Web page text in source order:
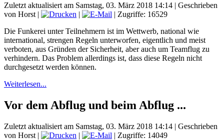
Zuletzt aktualisiert am Samstag, 03. März 2018 14:14 | Geschrieben
von Horst | |
| Zugriffe: 16529
Die Funkerei unter Teilnehmern ist im Wettwerb, national wie
international, strengen Regeln unterworfen, eigentlich und meist
verboten, aus Gründen der Sicherheit, aber auch um Teamflug zu
verhindern. Das Problem allerdings ist, dass diese Regeln nicht
durchgesetzt werden können.
Weiterlesen...
Vor dem Abflug und beim Abflug ...
Zuletzt aktualisiert am Samstag, 03. März 2018 14:14 | Geschrieben
von Horst | |
| Zugriffe: 14049